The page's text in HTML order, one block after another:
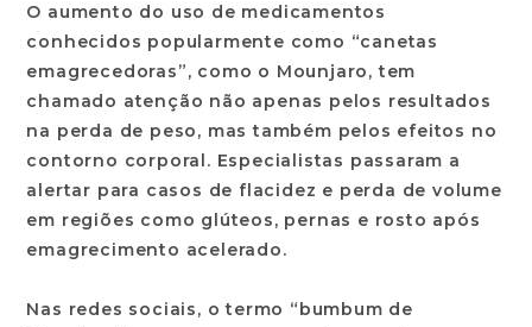
O aumento do uso de medicamentos
conhecidos popularmente como “canetas
emagrecedoras”, como o Mounjaro, tem
chamado atenção não apenas pelos resultados
na perda de peso, mas também pelos efeitos no
contorno corporal. Especialistas passaram a
alertar para casos de flacidez e perda de volume
em regiões como glúteos, pernas e rosto após
emagrecimento acelerado.
Nas redes sociais, o termo “bumbum de